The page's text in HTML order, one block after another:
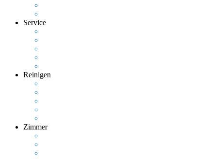
Service
Reinigen
Zimmer